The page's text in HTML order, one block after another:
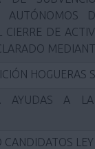
AUTÓNOMOS
CIERRE DE
HOGUERAS
AYUDAS A
CANDIDATOS